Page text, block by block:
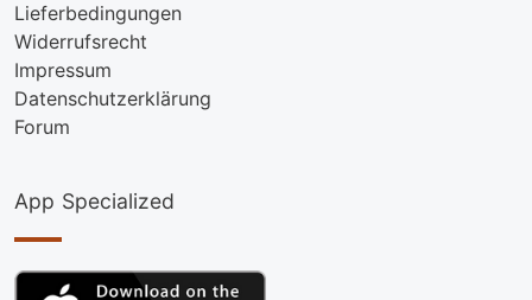
Lieferbedingungen
Widerrufsrecht
Impressum
Datenschutzerklärung
Forum
App Specialized